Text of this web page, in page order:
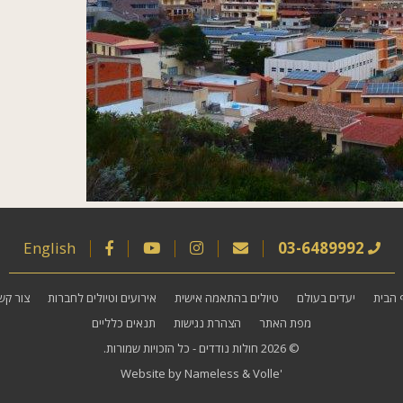
03-6489992
English
הבית יעדים בעולם טיולים בהתאמה אישית אירועים וטיולים לחברות
צור
מפת האתר
הצהרת נגישות
תנאים כלליים
© 2026
חולות נודדים - כל הזכויות שמורות.
Website by Nameless &Volle'